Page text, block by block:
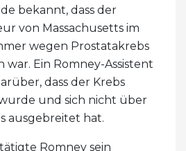
bekannt, dass der
von Massachusetts im
wegen Prostatakrebs
Ein Romney-Assistent
dass der Krebs
und sich nicht über
ausgebreitet hat.
Romney sein